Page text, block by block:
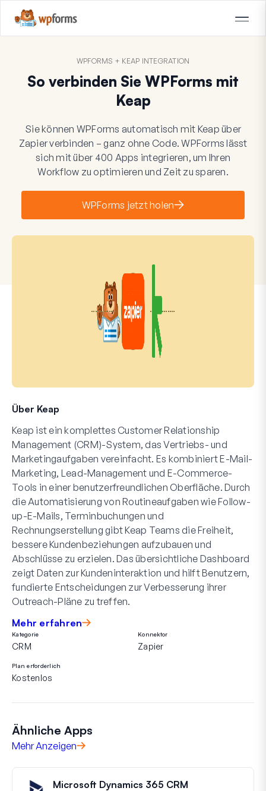
WPFORMS + KEAP INTEGRATION
So verbinden Sie WPForms mit
Keap
Sie können WPForms automatisch mit Keap über
Zapier verbinden – ganz ohne Code. WPForms lässt
sich mit über 400 Apps integrieren, um Ihren
Workflow zu optimieren und Zeit zu sparen.
WPForms jetzt holen
Über Keap
Keap ist ein komplettes Customer Relationship
Management (CRM)-System, das Vertriebs- und
Marketingaufgaben vereinfacht. Es kombiniert E-Mail-
Marketing, Lead-Management und E-Commerce-
Tools in einer benutzerfreundlichen Oberfläche. Durch
die Automatisierung von Routineaufgaben wie Follow-
up-E-Mails, Terminbuchungen und
Rechnungserstellung gibt Keap Teams die Freiheit,
bessere Kundenbeziehungen aufzubauen und
Abschlüsse zu erzielen. Das übersichtliche Dashboard
zeigt Daten zur Kundeninteraktion und hilft Benutzern,
fundierte Entscheidungen zur Verbesserung ihrer
Outreach-Pläne zu treffen.
Mehr erfahren
Kategorie
CRM
Konnektor
Zapier
Plan erforderlich
Kostenlos
Ähnliche Apps
Mehr Anzeigen
Microsoft Dynamics 365 CRM